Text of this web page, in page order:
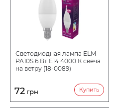
Светодиодная лампа ELM
PA10S 6 Вт E14 4000 К свеча
на ветру (18-0089)
72 грн Купить